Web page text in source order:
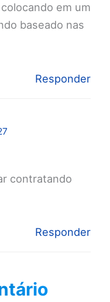
em um
baseado nas
Responder
contratando
Responder